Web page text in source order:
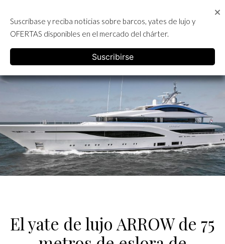
content
ALQUILER DE YATES EN IBIZA
El yate de lujo ARROW de 75
Suscríbase y reciba noticias sobre barcos, yates de lujo y
OFERTAS disponibles en el mercado del chárter.
Suscribirse